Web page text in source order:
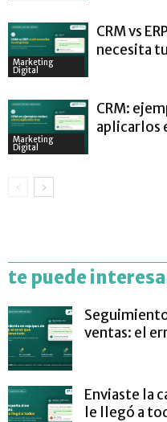
Marketing
Digital
CRM vs
necesita
Marketing
Digital
CRM:
aplicarlos
te puede
ventas: el
Enviaste la
le llegó a